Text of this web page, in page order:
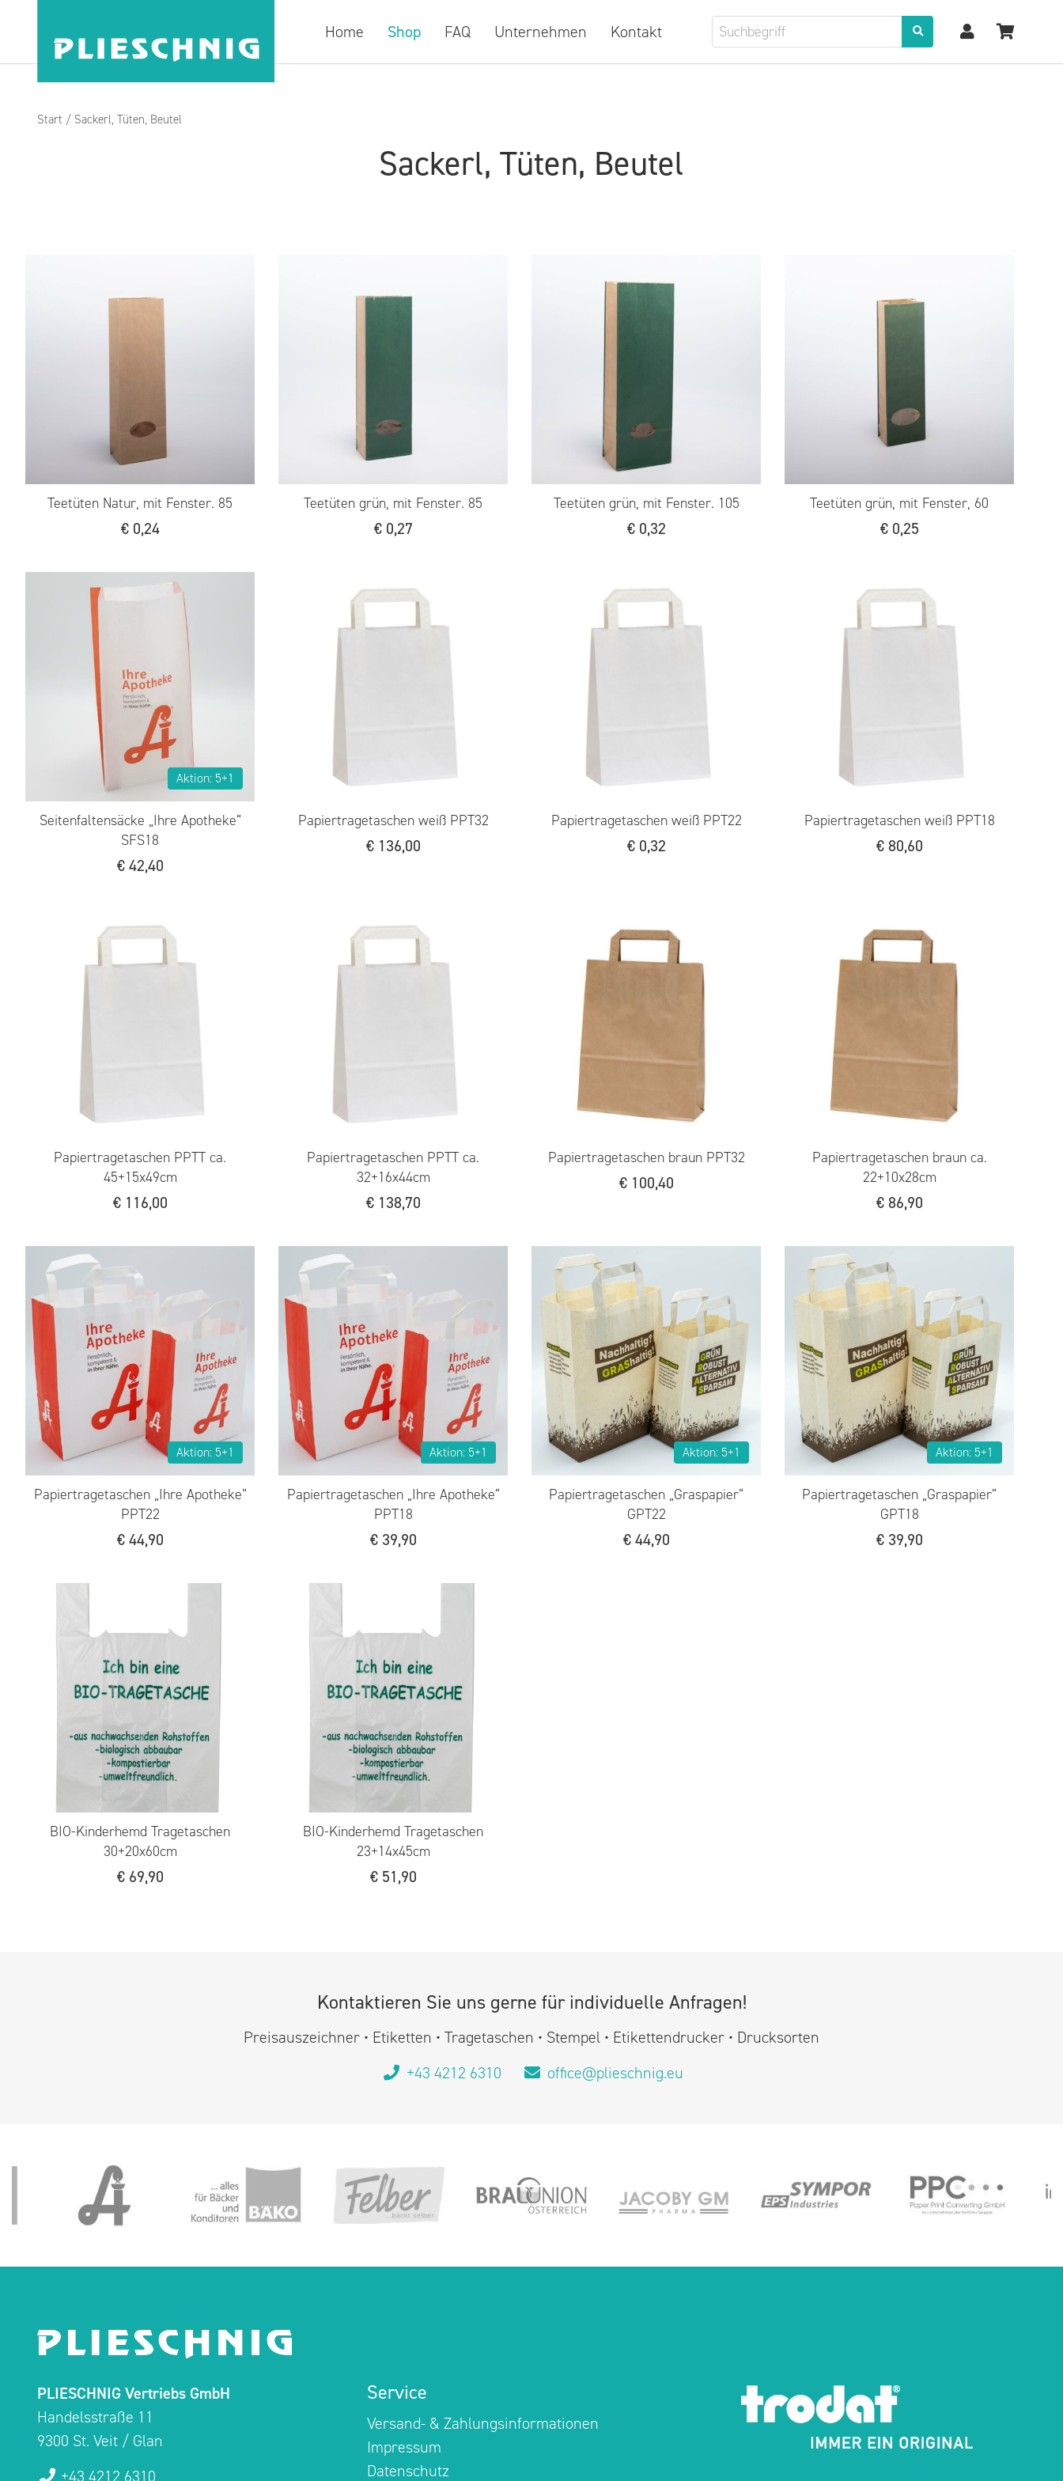
Home Shop FAQ Unternehmen Kontakt
Start / Sackerl, Tüten, Beutel
Sackerl, Tüten, Beutel
Teetüten Natur, mit Fenster. 85
€0,24
Teetüten grün, mit Fenster. 85
€0,27
Teetüten grün, mit Fenster. 105
€0,32
Teetüten grün, mit Fenster, 60
€0,25
Aktion: 5+1
Seitenfaltensäcke „Ihre Apotheke“
SFS18
€42,40
Papiertragetaschen weiß PPT32
€136,00
Papiertragetaschen weiß PPT22
€0,32
Papiertragetaschen weiß PPT18
€80,60
Papiertragetaschen PPTT ca.
45+15x49cm
€116,00
Papiertragetaschen PPTT ca.
32+16x44cm
€138,70
Papiertragetaschen braun PPT32
€100,40
Papiertragetaschen braun ca.
22+10x28cm
€86,90
Aktion: 5+1
Papiertragetaschen „Ihre Apotheke“
PPT22
€44,90
Aktion: 5+1
Papiertragetaschen „Ihre Apotheke“
PPT18
€39,90
Aktion: 5+1
Papiertragetaschen „Graspapier“
GPT22
€44,90
Aktion: 5+1
Papiertragetaschen „Graspapier“
GPT18
€39,90
BIO-Kinderhemd Tragetaschen
30+20x60cm
€69,90
BIO-Kinderhemd Tragetaschen
23+14x45cm
€51,90
Kontaktieren Sie uns gerne für individuelle Anfragen!
Preisauszeichner • Etiketten • Tragetaschen • Stempel • Etikettendrucker • Drucksorten
+43 4212 6310
office@plieschnig.eu
PLIESCHNIG Vertriebs GmbH
Handelsstraße 11
9300 St. Veit / Glan
+43 4212 6310
Service
Versand- & Zahlungsinformationen
Impressum
Datenschutz